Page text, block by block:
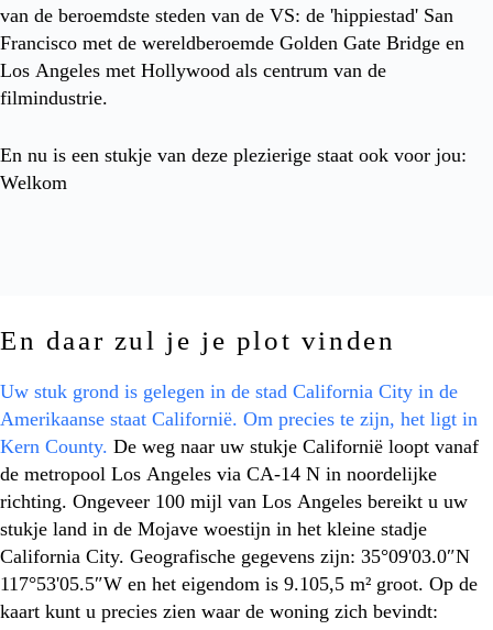
van de beroemdste steden van de VS: de 'hippiestad' San
Francisco met de wereldberoemde Golden Gate Bridge en
Los Angeles met Hollywood als centrum van de
filmindustrie.
En nu is een stukje van deze plezierige staat ook voor jou:
Welkom
En daar zul je je plot vinden
Uw stuk grond is gelegen in de stad California City in de
Amerikaanse staat Californië. Om precies te zijn, het ligt in
Kern County.
de metropool Los Angeles via CA-14 N in noordelijke
richting. Ongeveer 100 mijl van Los Angeles bereikt u uw
stukje land in de Mojave woestijn in het kleine stadje
California City. Geografische gegevens zijn: 35°09'03.0″N
117°53'05.5″W en het eigendom is 9.105,5 m² groot. Op de
kaart kunt u precies zien waar de woning zich bevindt: